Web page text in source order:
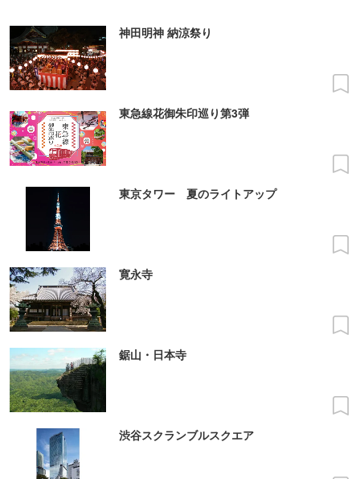
神田明神 納涼祭り
東急線花御朱印巡り第3弾
東京タワー 夏のライトアップ
寛永寺
鋸山・日本寺
渋谷スクランブルスクエア